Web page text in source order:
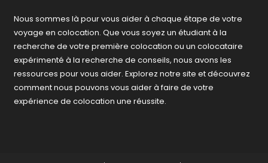
Nous sommes là pour vous aider à chaque étape de votre
voyage en colocation. Que vous soyez un étudiant à la
recherche de votre première colocation ou un colocataire
expérimenté à la recherche de conseils, nous avons les
ressources pour vous aider. Explorez notre site et découvrez
comment nous pouvons vous aider à faire de votre
expérience de colocation une réussite.